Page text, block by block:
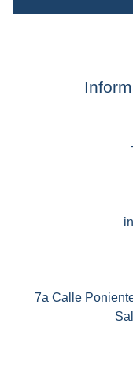
7a Calle